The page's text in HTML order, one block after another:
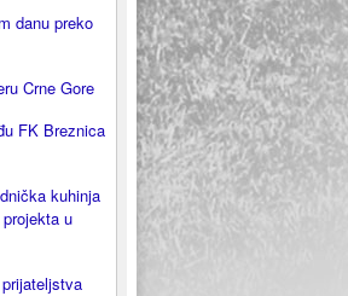
danu preko
Crne Gore
FK Breznica
kuhinja
u